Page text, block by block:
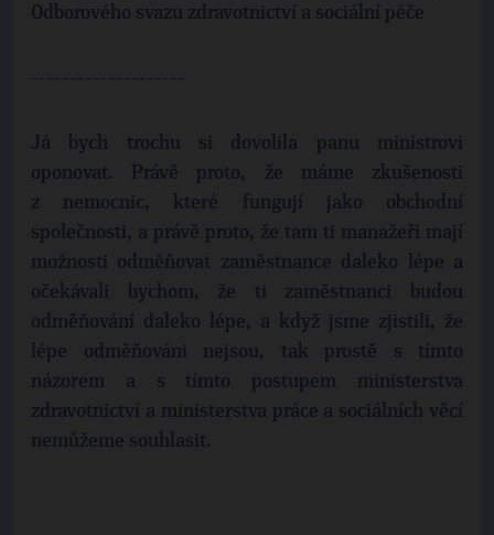
Odborového svazu zdravotnictví a sociální péče
--------------------
Já bych trochu si dovolila panu ministrovi
oponovat. Právě proto, že máme zkušenosti
z nemocnic, které fungují jako obchodní
společnosti, a právě proto, že tam ti manažeři mají
možnosti odměňovat zaměstnance daleko lépe a
očekávali bychom, že ti zaměstnanci budou
odměňování daleko lépe, a když jsme zjistili, že
lépe odměňováni nejsou, tak prostě s tímto
názorem a s tímto postupem ministerstva
zdravotnictví a ministerstva práce a sociálních věcí
nemůžeme souhlasit.